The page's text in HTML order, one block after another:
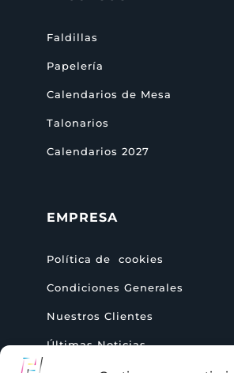
Faldillas
Papelería
Calendarios de Mesa
Talonarios
Calendarios 2027
EMPRESA
Política de cookies
Condiciones Generales
Nuestros Clientes
Últimas Noticias